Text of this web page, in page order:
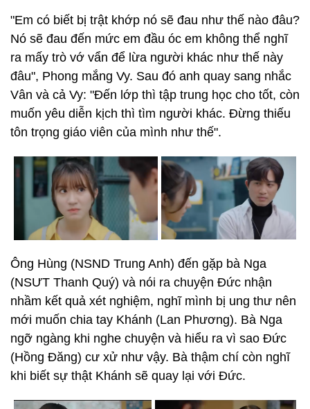
"Em có biết bị trật khớp nó sẽ đau như thế nào đâu?
Nó sẽ đau đến mức em đầu óc em không thể nghĩ
ra mấy trò vớ vẩn để lừa người khác như thế này
đâu", Phong mắng Vy. Sau đó anh quay sang nhắc
Vân và cả Vy: "Đến lớp thì tập trung học cho tốt, còn
muốn yêu diễn kịch thì tìm người khác. Đừng thiếu
tôn trọng giáo viên của mình như thế".
Ông Hùng (NSND Trung Anh) đến gặp bà Nga
(NSƯT Thanh Quý) và nói ra chuyện Đức nhận
nhầm kết quả xét nghiệm, nghĩ mình bị ung thư nên
mới muốn chia tay Khánh (Lan Phương). Bà Nga
ngỡ ngàng khi nghe chuyện và hiểu ra vì sao Đức
(Hồng Đăng) cư xử như vậy. Bà thậm chí còn nghĩ
khi biết sự thật Khánh sẽ quay lại với Đức.